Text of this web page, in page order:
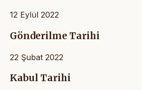
12 Eylül 2022
Gönderilme Tarihi
22 Şubat 2022
Kabul Tarihi